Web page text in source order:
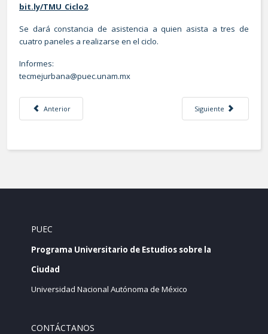
bit.ly/TMU_Ciclo2
Se dará constancia de asistencia a quien asista a tres de
cuatro paneles a realizarse en el ciclo.
Informes:
tecmejurbana@puec.unam.mx
Artículo anterior: Ciudad LGBTIQ+: Espacios universitarios incluyentes
Anterior Artículo siguiente:
Siguiente
PUEC
Programa Universitario de Estudios sobre la
Ciudad
Universidad Nacional Autónoma de México
CONTÁCTANOS